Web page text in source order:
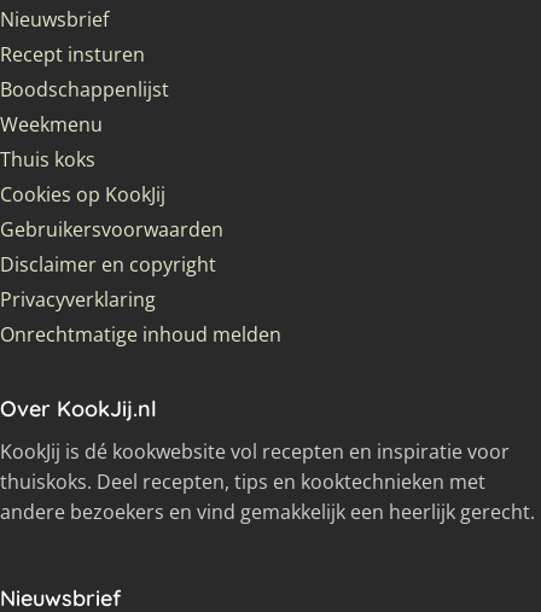
Nieuwsbrief
Recept insturen
Boodschappenlijst
Weekmenu
Thuis koks
Cookies op KookJij
Gebruikersvoorwaarden
Disclaimer en copyright
Privacyverklaring
Onrechtmatige inhoud melden
Over KookJij.nl
KookJij is dé kookwebsite vol recepten en inspiratie voor
thuiskoks. Deel recepten, tips en kooktechnieken met
andere bezoekers en vind gemakkelijk een heerlijk gerecht.
Nieuwsbrief